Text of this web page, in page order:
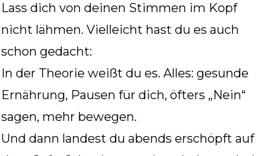
Lass dich von deinen Stimmen im Kopf
nicht lähmen. Vielleicht hast du es auch
schon gedacht:
In der Theorie weißt du es. Alles: gesunde
Ernährung, Pausen für dich, öfters „Nein“
sagen, mehr bewegen.
Und dann landest du abends erschöpft auf